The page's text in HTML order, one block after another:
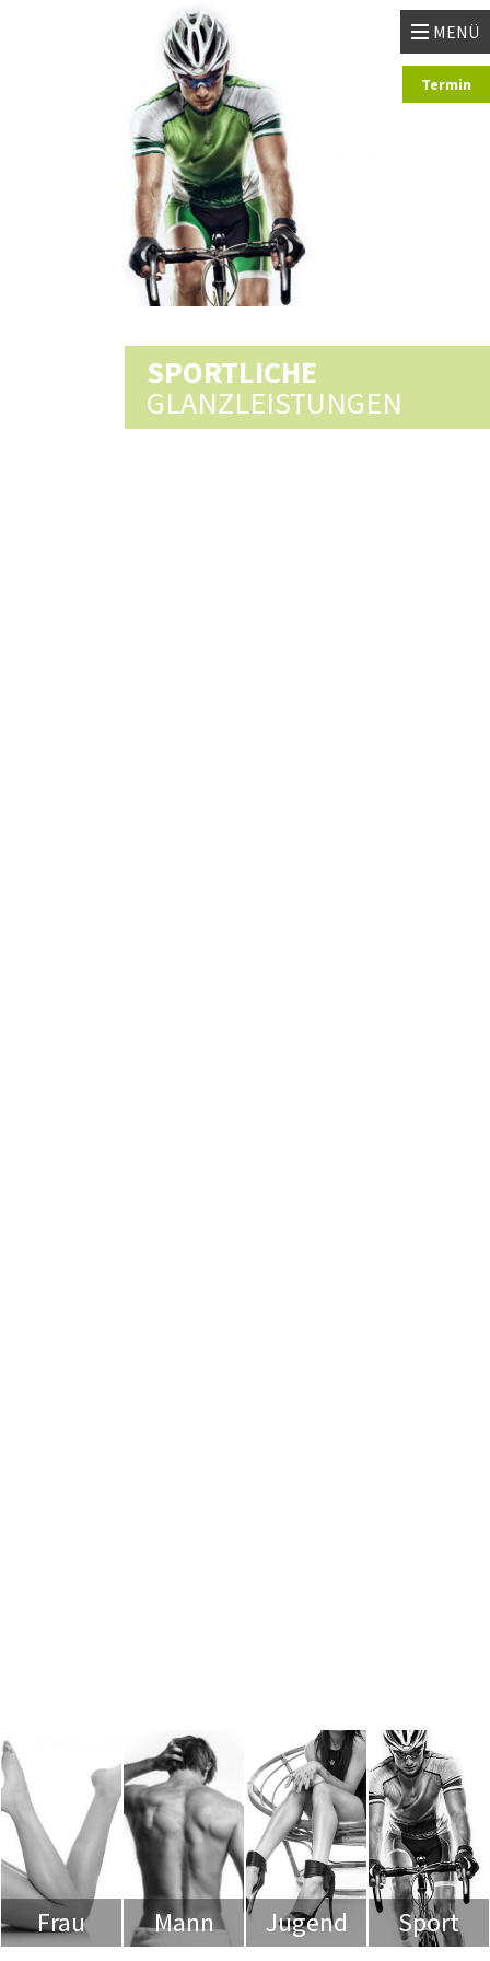
MENÜ
Termin
SPORTLICHE
GLANZLEISTUNGEN
Frau Mann Jugend Sport